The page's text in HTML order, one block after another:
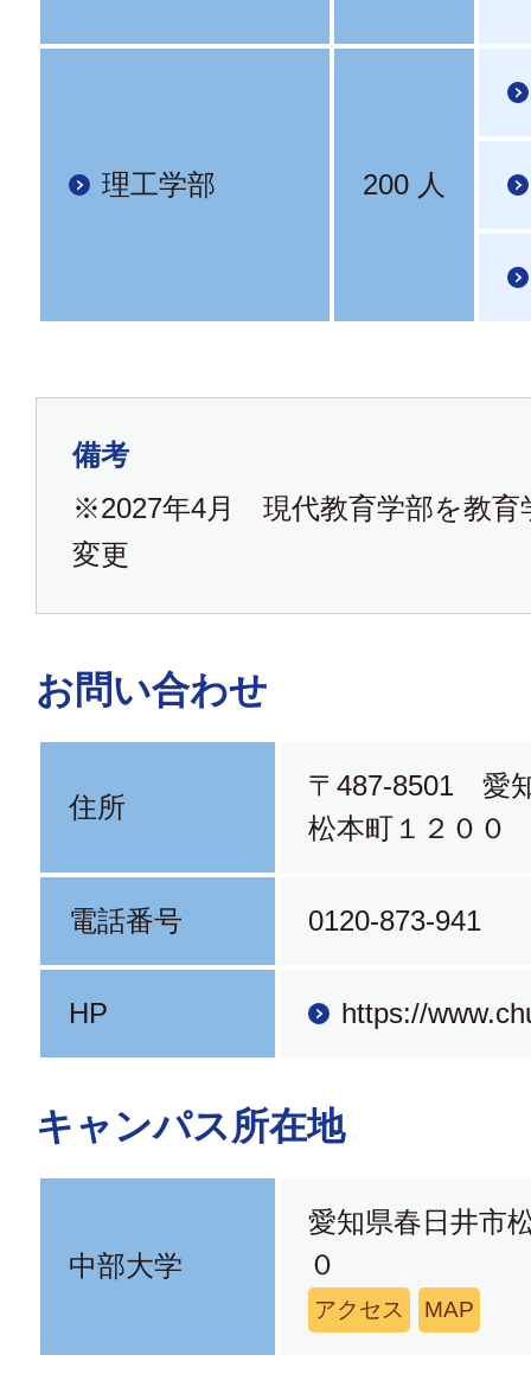
理工学部 200 人
備考
※2027年4月 現代教育学部を教育
変更
お問い合わせ
住所
〒487-8501 愛
松本町１２００
電話番号 0120-873-941
HP https://
キャンパス所在地
中部大学
愛知県春日井市
０
アクセス MAP